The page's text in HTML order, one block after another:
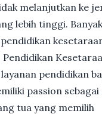
melanjutkan ke
lebih tinggi.
Pendidikan
pendidikan
passion
tua yang memilih